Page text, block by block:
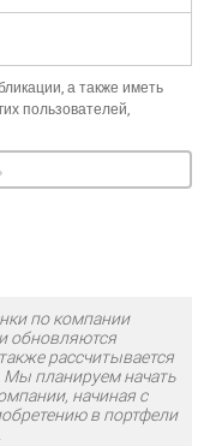
а также иметь
пользователей,
по компании
обновляются
рассчитывается
Мы планируем начать
начиная с
в портфели